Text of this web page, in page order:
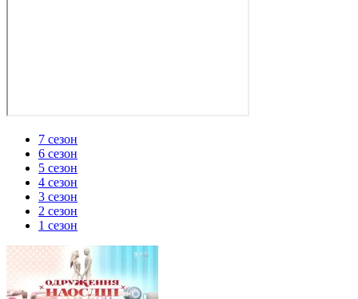
7 сезон
6 сезон
5 сезон
4 сезон
3 сезон
2 сезон
1 сезон